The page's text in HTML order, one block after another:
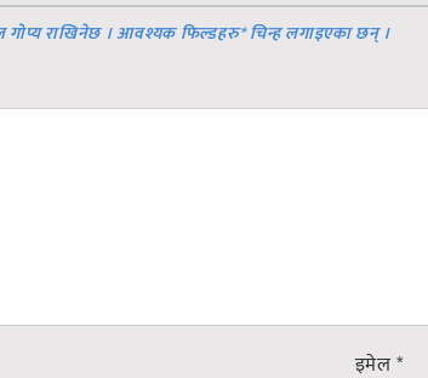
गोप्य राखिनेछ । आवश्यक फिल्डहरु*चिन्ह लगाइएका छन् ।
इमेल*